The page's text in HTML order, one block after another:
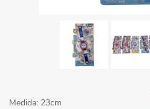
Medida: 23cm